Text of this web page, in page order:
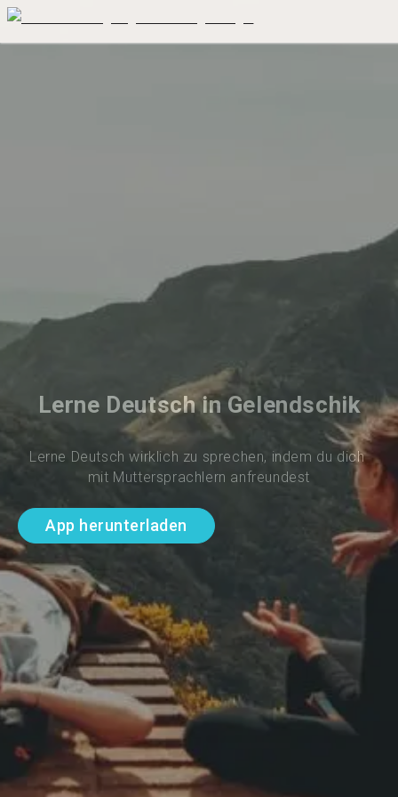
Lerne Deutsch in Gelendschik
Lerne Deutsch wirklich zu sprechen, indem du dich
mit Muttersprachlern anfreundest
App herunterladen